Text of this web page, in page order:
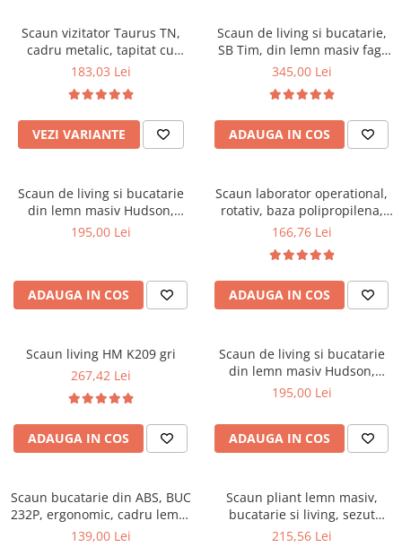
Saltele cu arcuri impachetate
individual
Saltele Memory Pocket
Saltele Memory Foam
Saltele Memory Pocket
Saltele cu plasa arcuri
Saltele cu spuma
Saltele cu spuma poliuretanica
Saltele 140x200
Saltele 180x200
Top saltele
Top saltele 5 cm
Top saltele 10 cm
Top saltele memory 5 cm
Saltele ieftine
Saltele cu plasa de arcuri
Paturi
Seturi de pat si saltea
Masute de toaleta
Mobilier living
Scaune pentru living
Comode living
Set mese plus scaune
Scaune ergonomice
Etajere Birou
Birouri
Scaune pentru birou
Scaune pentru vizitatori
Mobilier bucatarie
Scaune pentru bucatarie
Mobila bucatarie
Seturi mese si scaune bucatarie
Scaune birou
Scaune profesionale
Scaune resigilate
Scaune conferinta
Scaune terasa si outdoor
Scaun vizitator Taurus TN,
cadru metalic, tapitat cu
stofa, stivuibil, 120 kg, negru
183,03 Lei
VEZI VARIANTE
Scaun de living si bucatarie,
SB Tim, din lemn masiv fag,
tapiterie stofa, lacuit, 120 kg,
345,00 Lei
ADAUGA IN COS
Scaun de living si bucatarie
din lemn masiv Hudson,
tapiterie stofa,100 kg,
195,00 Lei
ADAUGA IN COS
Scaun laborator operational,
rotativ, baza polipropilena,
piele ecologica, inaltime
166,76 Lei
ADAUGA IN COS
Scaun living HM K209 gri
267,42 Lei
ADAUGA IN COS
Scaun de living si bucatarie
din lemn masiv Hudson,
tapiterie stofa,100 kg,
195,00 Lei
ADAUGA IN COS
Scaun bucatarie din ABS, BUC
232P, ergonomic, cadru lemn,
100 kg
139,00 Lei
Scaun pliant lemn masiv,
bucatarie si living, sezut
tapitat cu piele ecologica, 100
215,56 Lei